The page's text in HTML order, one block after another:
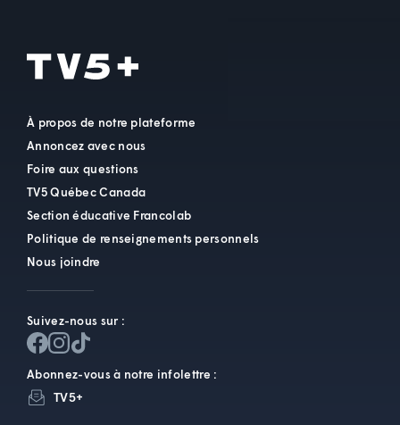
À propos de notre plateforme
Annoncez avec nous
Foire aux questions
TV5 Québec Canada
Section éducative Francolab
Politique de renseignements personnels
Nous joindre
Suivez-nous sur :
Abonnez-vous à notre infolettre :
TV5+